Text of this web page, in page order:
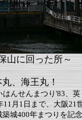
山に回った所～
、海王丸！
んせんまつり'83、英
11月1日まで、大阪21
城400年まつりを記